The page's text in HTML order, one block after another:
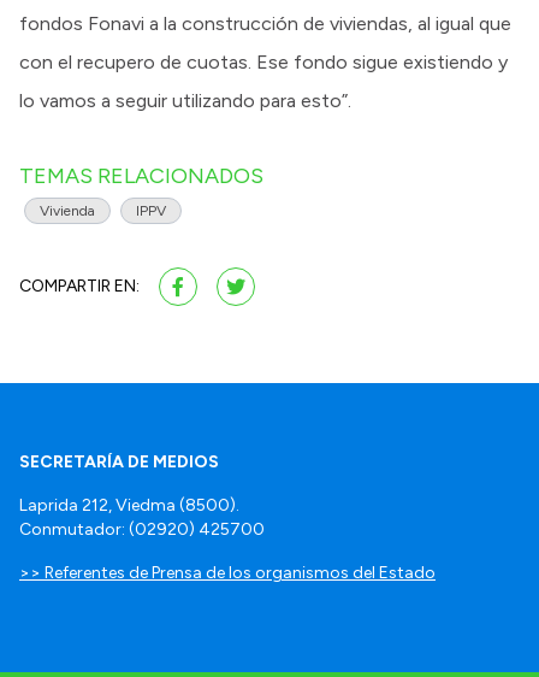
fondos Fonavi a la construcción de viviendas, al igual que
con el recupero de cuotas. Ese fondo sigue existiendo y
lo vamos a seguir utilizando para esto”.
TEMAS RELACIONADOS
Vivienda IPPV
COMPARTIR EN:
SECRETARÍA DE MEDIOS
Laprida 212, Viedma (8500).
Conmutador: (02920) 425700
>> Referentes de Prensa de los organismos del Estado